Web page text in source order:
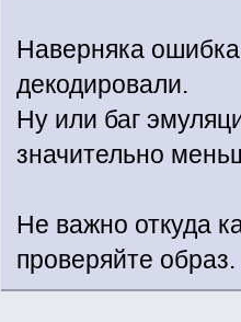
Наверняка ошибка
декодировали.
Ну или баг
значительно
Не важно откуда
проверяйте